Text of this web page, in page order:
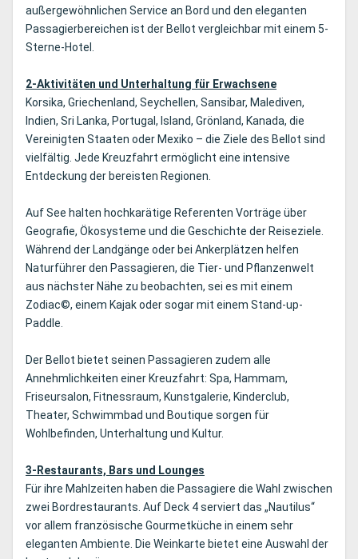
außergewöhnlichen Service an Bord und den eleganten
Passagierbereichen ist der Bellot vergleichbar mit einem 5-
Sterne-Hotel.
2-Aktivitäten und Unterhaltung für Erwachsene
Korsika, Griechenland, Seychellen, Sansibar, Malediven,
Indien, Sri Lanka, Portugal, Island, Grönland, Kanada, die
Vereinigten Staaten oder Mexiko – die Ziele des Bellot sind
vielfältig. Jede Kreuzfahrt ermöglicht eine intensive
Entdeckung der bereisten Regionen.
Auf See halten hochkarätige Referenten Vorträge über
Geografie, Ökosysteme und die Geschichte der Reiseziele.
Während der Landgänge oder bei Ankerplätzen helfen
Naturführer den Passagieren, die Tier- und Pflanzenwelt
aus nächster Nähe zu beobachten, sei es mit einem
Zodiac©, einem Kajak oder sogar mit einem Stand-up-
Paddle.
Der Bellot bietet seinen Passagieren zudem alle
Annehmlichkeiten einer Kreuzfahrt: Spa, Hammam,
Friseursalon, Fitnessraum, Kunstgalerie, Kinderclub,
Theater, Schwimmbad und Boutique sorgen für
Wohlbefinden, Unterhaltung und Kultur.
3-Restaurants, Bars und Lounges
Für ihre Mahlzeiten haben die Passagiere die Wahl zwischen
zwei Bordrestaurants. Auf Deck 4 serviert das „Nautilus“
vor allem französische Gourmetküche in einem sehr
eleganten Ambiente. Die Weinkarte bietet eine Auswahl der